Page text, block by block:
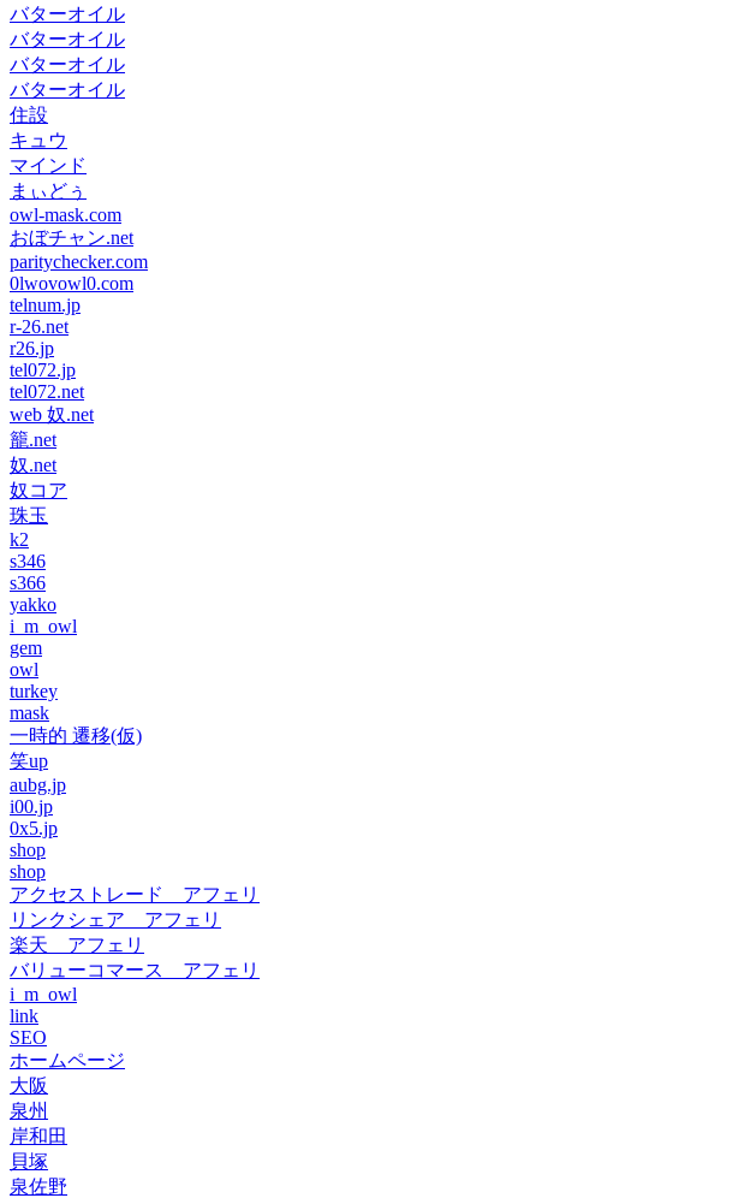
バターオイル
バターオイル
バターオイル
バターオイル
住設
キュウ
マインド
まぃどぅ
owl-mask.com
おぼチャン.net
paritychecker.com
0lwovowl0.com
telnum.jp
r-26.net
r26.jp
tel072.jp
tel072.net
web 奴.net
籠.net
奴.net
奴コア
珠玉
k2
s346
s366
yakko
i_m_owl
gem
owl
turkey
mask
一時的 遷移(仮)
笑up
aubg.jp
i00.jp
0x5.jp
shop
shop
アクセストレード アフェリ
リンクシェア アフェリ
楽天 アフェリ
バリューコマース アフェリ
i_m_owl
link
SEO
ホームページ
大阪
泉州
岸和田
貝塚
泉佐野